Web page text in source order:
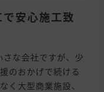
安心施工致
な会社ですが、少
のおかげで続ける
く大型商業施設、